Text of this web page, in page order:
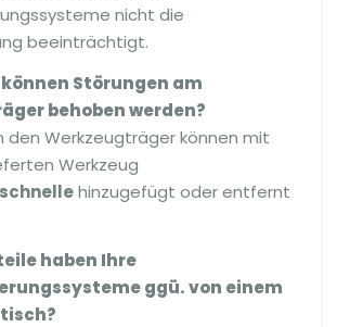
nicht die
beeinträchtigt.
Störungen am
behoben werden?
den Werkzeugträger können mit
Werkzeug
hinzugefügt oder entfernt
haben Ihre
ggü. von einem